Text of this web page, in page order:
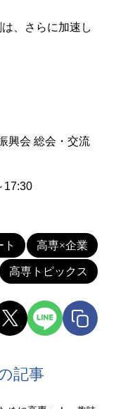
、さらに加速し
興会 総会・交流
17:30
高専×企業
高専トピックス
記事